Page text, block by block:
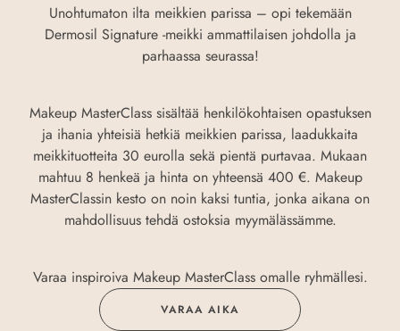
Unohtumaton ilta meikkien parissa – opi tekemään
Dermosil Signature -meikki ammattilaisen johdolla ja
parhaassa seurassa!
Makeup MasterClass sisältää henkilökohtaisen opastuksen
ja ihania yhteisiä hetkiä meikkien parissa, laadukkaita
meikkituotteita 30 eurolla sekä pientä purtavaa. Mukaan
mahtuu 8 henkeä ja hinta on yhteensä 400 €. Makeup
MasterClassin kesto on noin kaksi tuntia, jonka aikana on
mahdollisuus tehdä ostoksia myymälässämme.
Varaa inspiroiva Makeup MasterClass omalle ryhmällesi.
VARAA AIKA